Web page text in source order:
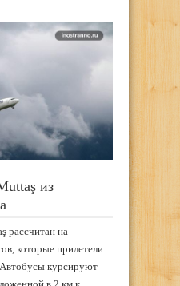
из
рассчитан на
которые прилетели
курсируют